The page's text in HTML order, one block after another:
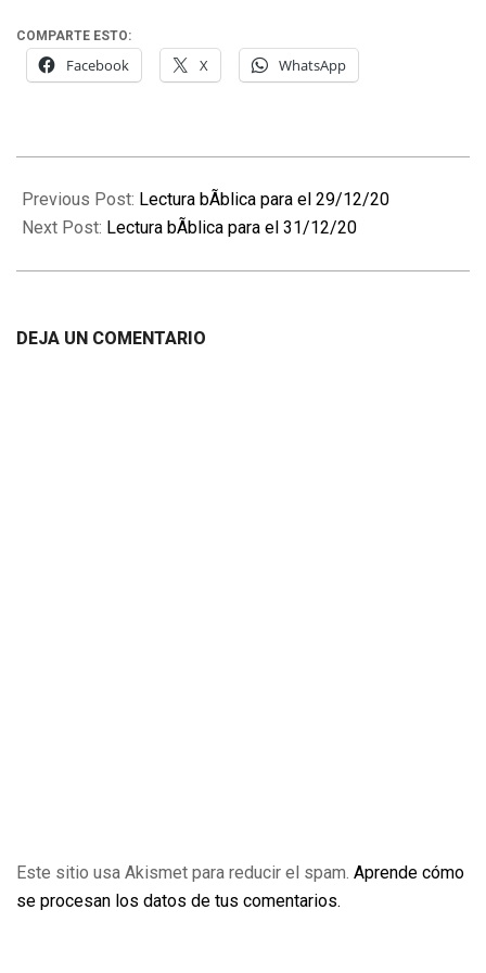
COMPARTE ESTO:
Facebook X WhatsApp
12-
30
Previous Post: Lectura bÃ­blica para el 29/12/20
Next Post: Lectura bÃ­blica para el 31/12/20
DEJA UN COMENTARIO
Este sitio usa Akismet para reducir el spam. Aprende cómo
se procesan los datos de tus comentarios.